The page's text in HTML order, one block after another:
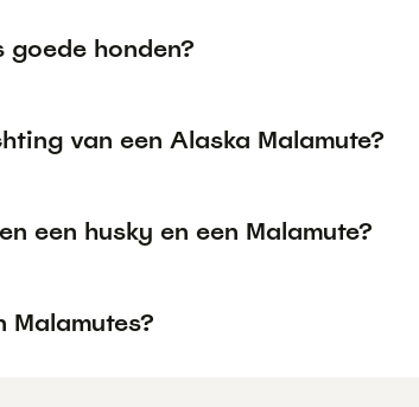
goede honden?
van een Alaska Malamute?
een husky en een Malamute?
Malamutes?